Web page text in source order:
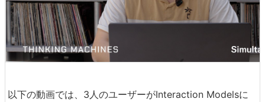
以下の動画では、3人のユーザーがInteraction Modelsに